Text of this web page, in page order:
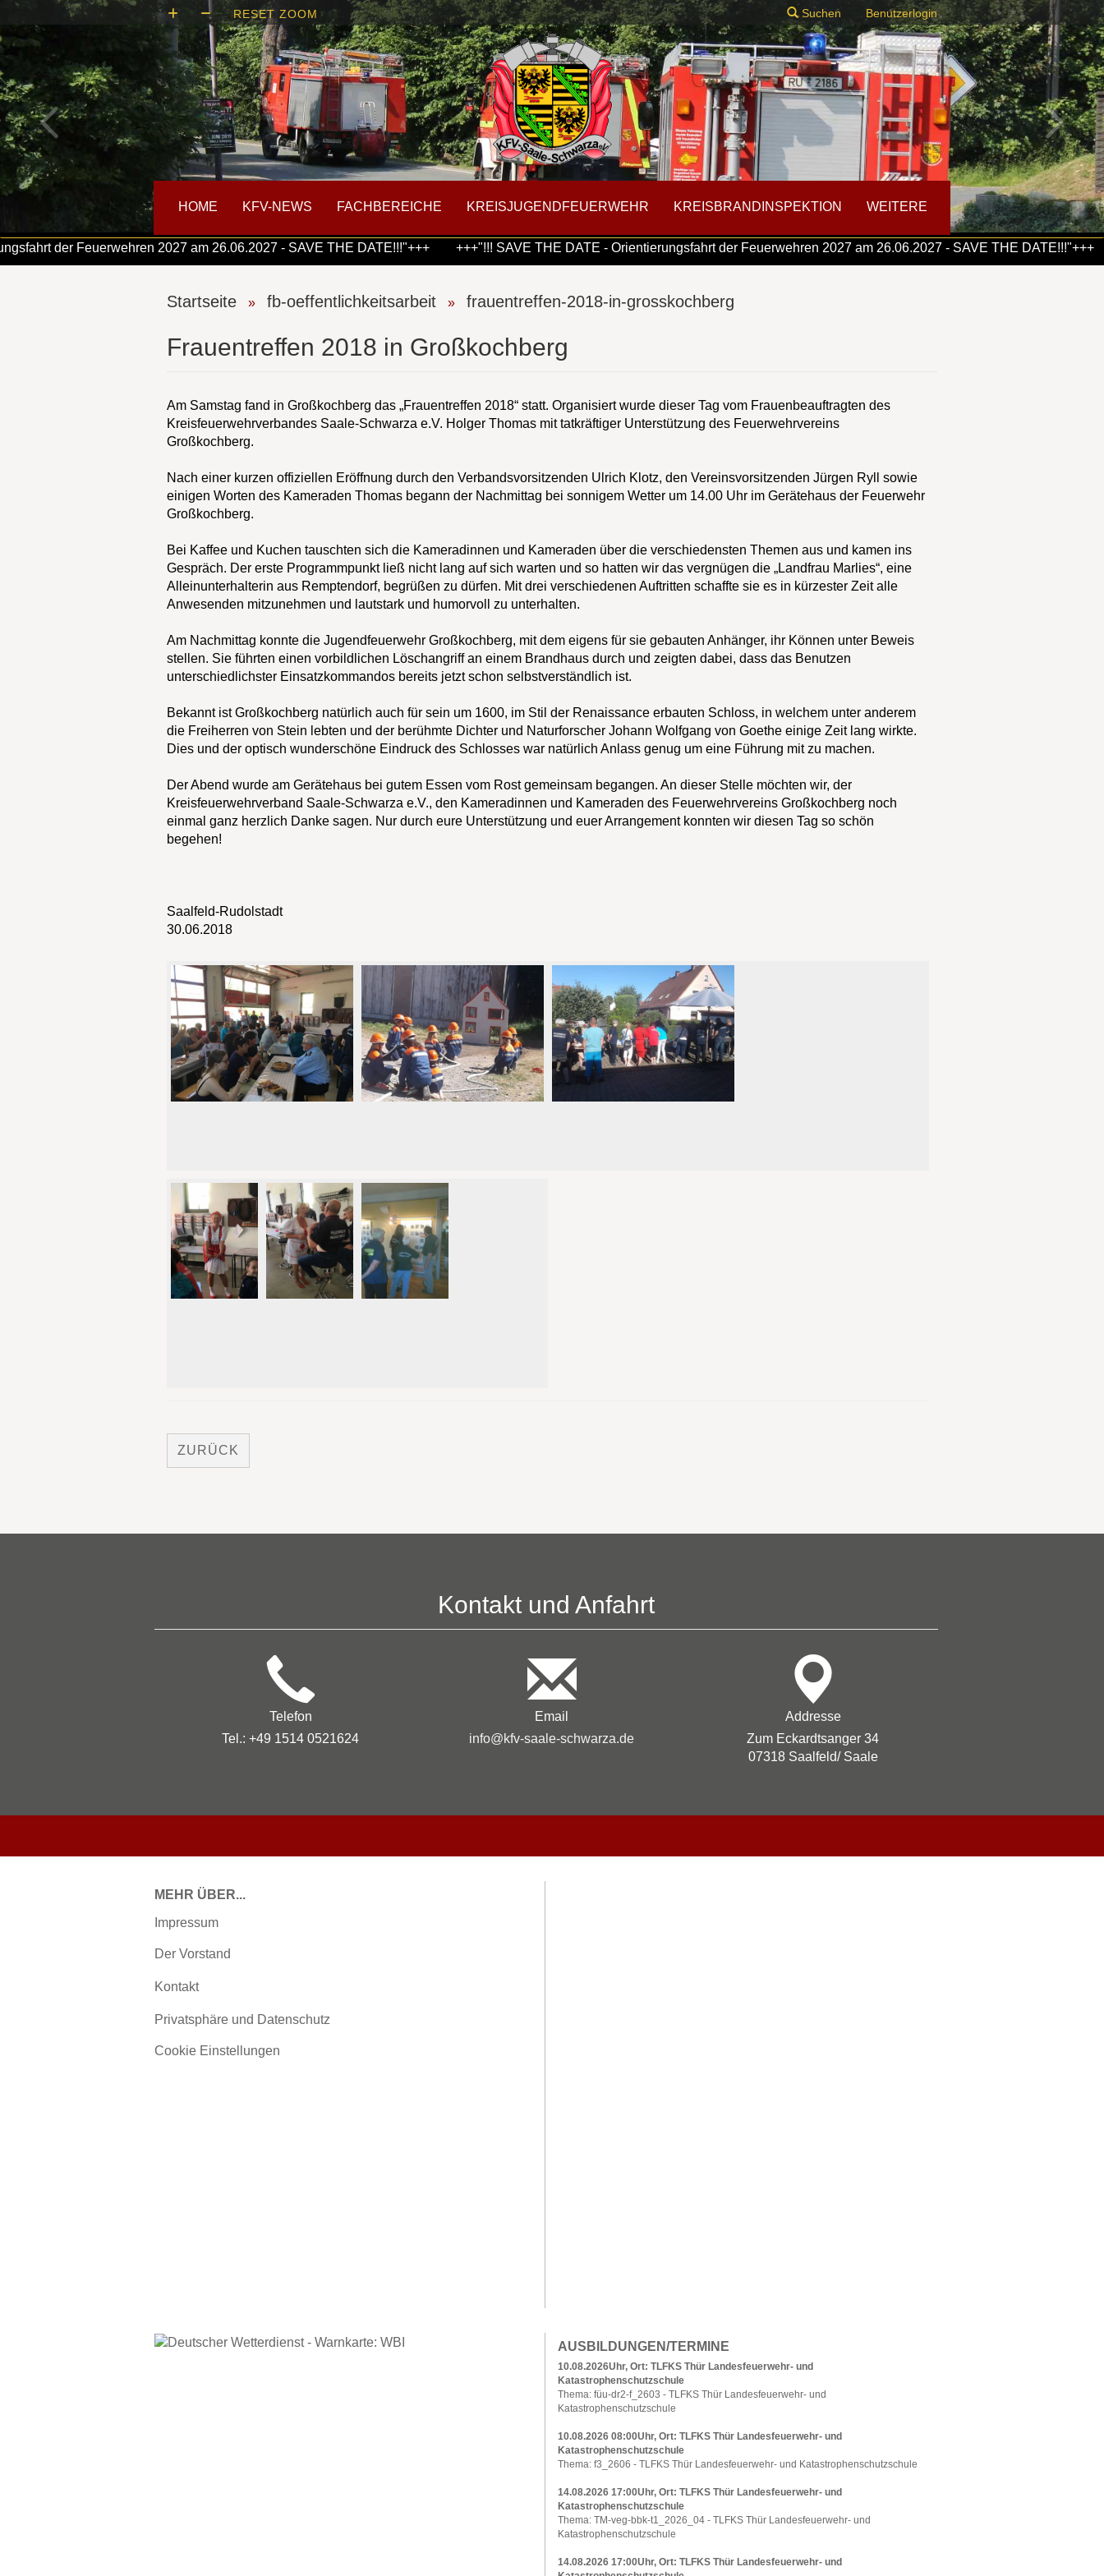
RESET ZOOM Suchen Benutzerlogin
Konto erstellen
HOME KFV-NEWS FACHBEREICHE KREISJUGENDFEUERWEHR KREISBRANDINSPEKTION WEITERE
der Feuerwehren 2027 am 26.06.2027 - SAVE THE DATE!!!"++++++"!!! SAVE THE DATE - Orientierungsfahrt der Feuerwehren 2027 am 26.06.2027 - SAVE THE DATE!!!"+++
Startseite » fb-oeffentlichkeitsarbeit » frauentreffen-2018-in-grosskochberg
Frauentreffen 2018 in Großkochberg
Am Samstag fand in Großkochberg das „Frauentreffen 2018“ statt. Organisiert wurde dieser Tag vom Frauenbeauftragten des
Kreisfeuerwehrverbandes Saale-Schwarza e.V. Holger Thomas mit tatkräftiger Unterstützung des Feuerwehrvereins
Großkochberg.
Nach einer kurzen offiziellen Eröffnung durch den Verbandsvorsitzenden Ulrich Klotz, den Vereinsvorsitzenden Jürgen Ryll sowie
einigen Worten des Kameraden Thomas begann der Nachmittag bei sonnigem Wetter um 14.00 Uhr im Gerätehaus der Feuerwehr
Großkochberg.
Bei Kaffee und Kuchen tauschten sich die Kameradinnen und Kameraden über die verschiedensten Themen aus und kamen ins
Gespräch. Der erste Programmpunkt ließ nicht lang auf sich warten und so hatten wir das vergnügen die „Landfrau Marlies“, eine
Alleinunterhalterin aus Remptendorf, begrüßen zu dürfen. Mit drei verschiedenen Auftritten schaffte sie es in kürzester Zeit alle
Anwesenden mitzunehmen und lautstark und humorvoll zu unterhalten.
Am Nachmittag konnte die Jugendfeuerwehr Großkochberg, mit dem eigens für sie gebauten Anhänger, ihr Können unter Beweis
stellen. Sie führten einen vorbildlichen Löschangriff an einem Brandhaus durch und zeigten dabei, dass das Benutzen
unterschiedlichster Einsatzkommandos bereits jetzt schon selbstverständlich ist.
Bekannt ist Großkochberg natürlich auch für sein um 1600, im Stil der Renaissance erbauten Schloss, in welchem unter anderem
die Freiherren von Stein lebten und der berühmte Dichter und Naturforscher Johann Wolfgang von Goethe einige Zeit lang wirkte.
Dies und der optisch wunderschöne Eindruck des Schlosses war natürlich Anlass genug um eine Führung mit zu machen.
Der Abend wurde am Gerätehaus bei gutem Essen vom Rost gemeinsam begangen. An dieser Stelle möchten wir, der
Kreisfeuerwehrverband Saale-Schwarza e.V., den Kameradinnen und Kameraden des Feuerwehrvereins Großkochberg noch
einmal ganz herzlich Danke sagen. Nur durch eure Unterstützung und euer Arrangement konnten wir diesen Tag so schön
begehen!
Saalfeld-Rudolstadt
30.06.2018
ZURÜCK
Kontakt und Anfahrt
Telefon
Tel.: +49 1514 0521624
Email
info@kfv-saale-schwarza.de
Addresse
Zum Eckardtsanger 34
07318 Saalfeld/ Saale
MEHR ÜBER...
Impressum
Der Vorstand
Kontakt
Privatsphäre und Datenschutz
Cookie Einstellungen
AUSBILDUNGEN/TERMINE
10.08.2026Uhr, Ort: TLFKS Thür Landesfeuerwehr- und
Katastrophenschutzschule
Thema: füu-dr2-f_2603 - TLFKS Thür Landesfeuerwehr- und
Katastrophenschutzschule
10.08.2026 08:00Uhr, Ort: TLFKS Thür Landesfeuerwehr- und
Katastrophenschutzschule
Thema: f3_2606 - TLFKS Thür Landesfeuerwehr- und Katastrophenschutzschule
14.08.2026 17:00Uhr, Ort: TLFKS Thür Landesfeuerwehr- und
Katastrophenschutzschule
Thema: TM-veg-bbk-t1_2026_04 - TLFKS Thür Landesfeuerwehr- und
Katastrophenschutzschule
14.08.2026 17:00Uhr, Ort: TLFKS Thür Landesfeuerwehr- und